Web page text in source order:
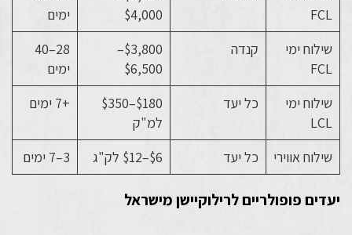
FCL
$4,000
ימים
שילוח ימי
FCL
קנדה
$3,800–
$6,500
28–40
ימים
שילוח ימי
LCL
כל יעד
$180–$350
למ"ק
+7 ימים
שילוח אווירי כל יעד $6–$12 לק"ג 3–7 ימים
יעדים פופולריים לרילוקיישן מישראל